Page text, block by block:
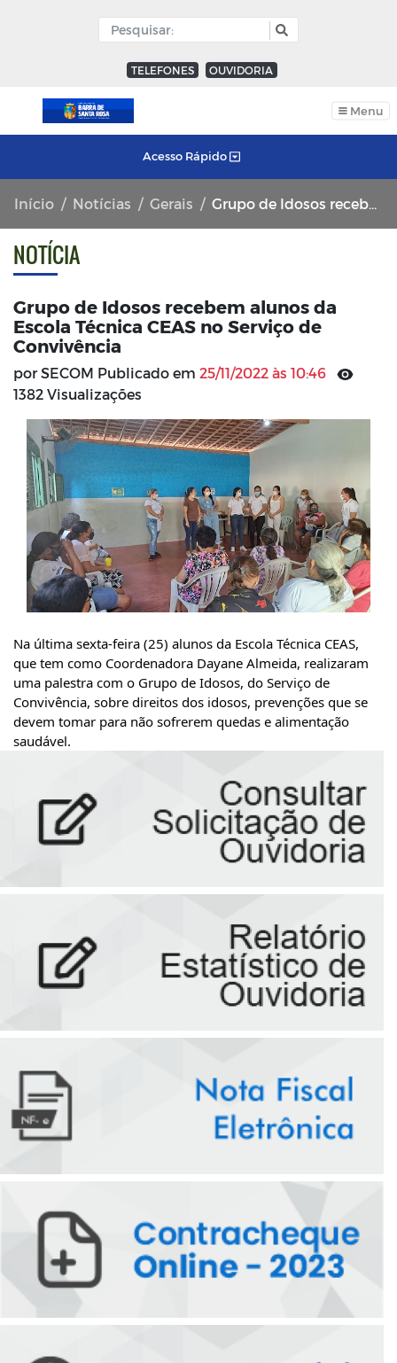
TELEFONES OUVIDORIA
Menu
Acesso Rápido
Início Notícias Gerais Grupo de Idosos recebem alunos da Escola Técnica CEAS no Serviço de Convivência
NOTÍCIA
Grupo de Idosos recebem alunos da
Escola Técnica CEAS no Serviço de
Convivência
por SECOM Publicado em 25/11/2022 às 10:46
1382 Visualizações
Na última sexta-feira (25) alunos da Escola Técnica CEAS,
que tem como Coordenadora Dayane Almeida, realizaram
uma palestra com o Grupo de Idosos, do Serviço de
Convivência, sobre direitos dos idosos, prevenções que se
devem tomar para não sofrerem quedas e alimentação
saudável.